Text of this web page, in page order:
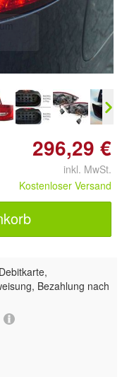
296,29 €
inkl. MwSt.
Kostenloser Versand
Bezahlung nach